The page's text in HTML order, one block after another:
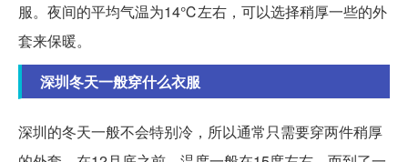
服。夜间的平均气温为14℃左右，可以选择稍厚一些的外
套来保暖。
深圳冬天一般穿什么衣服
深圳的冬天一般不会特别冷，所以通常只需要穿两件稍厚